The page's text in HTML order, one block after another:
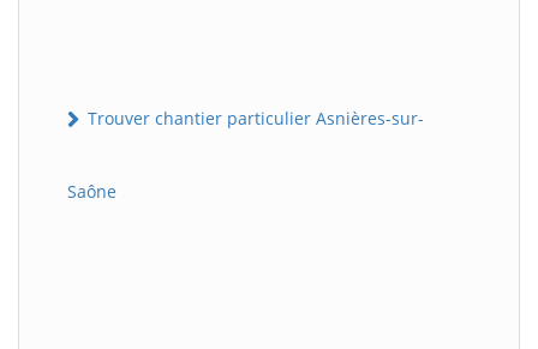
Trouver chantier particulier Asnières-sur-
Saône